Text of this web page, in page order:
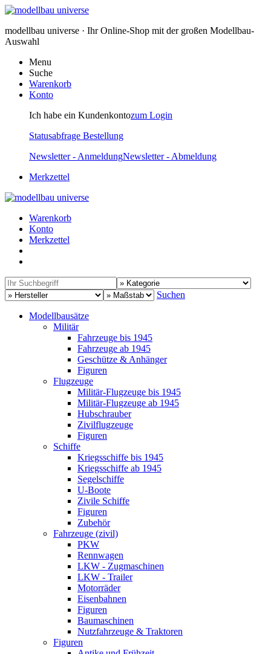
modellbau universe · Ihr Online-Shop mit der großen Modellbau-
Auswahl
Menu
Suche
Warenkorb
Konto
Ich habe ein Kundenkontozum Login
Statusabfrage Bestellung
Newsletter - AnmeldungNewsletter - Abmeldung
Merkzettel
Warenkorb
Konto
Merkzettel
Suchen
Modellbausätze
Militär
Fahrzeuge bis 1945
Fahrzeuge ab 1945
Geschütze & Anhänger
Figuren
Flugzeuge
Militär-Flugzeuge bis 1945
Militär-Flugzeuge ab 1945
Hubschrauber
Zivilflugzeuge
Figuren
Schiffe
Kriegsschiffe bis 1945
Kriegsschiffe ab 1945
Segelschiffe
U-Boote
Zivile Schiffe
Figuren
Zubehör
Fahrzeuge (zivil)
PKW
Rennwagen
LKW - Zugmaschinen
LKW - Trailer
Motorräder
Eisenbahnen
Figuren
Baumaschinen
Nutzfahrzeuge & Traktoren
Figuren